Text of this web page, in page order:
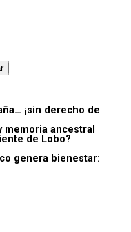
¡sin derecho de
ancestral
de Lobo?
genera bienestar: